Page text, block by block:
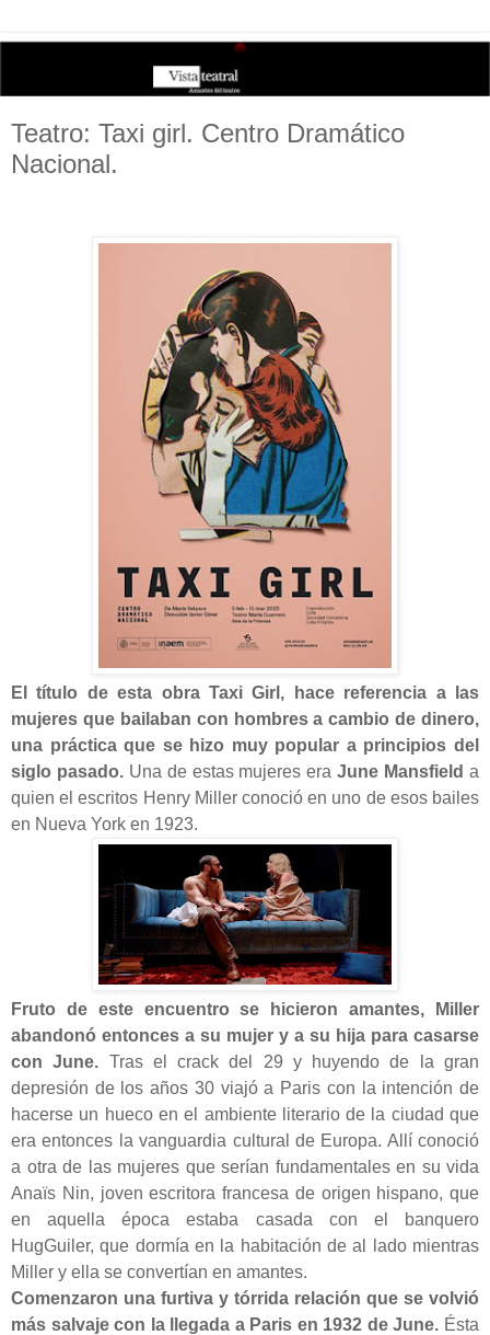
Teatro: Taxi girl. Centro Dramático
Nacional.
El título de esta obra Taxi Girl, hace referencia a las
mujeres que bailaban con hombres a cambio de dinero,
una práctica que se hizo muy popular a principios del
siglo pasado. Una de estas mujeres eraJune Mansfielda
quien el escritos Henry Miller conoció en uno de esos bailes
en Nueva York en 1923.
Fruto de este encuentro se hicieron amantes, Miller
abandonó entonces a su mujer y a su hija para casarse
con June. Tras el crack del 29 y huyendo de la gran
depresión de los años 30 viajó a Paris con la intención de
hacerse un hueco en el ambiente literario de la ciudad que
era entonces la vanguardia cultural de Europa. Allí conoció
a otra de las mujeres que serían fundamentales en su vida
Anaïs Nin, joven escritora francesa de origen hispano, que
en aquella época estaba casada con el banquero
HugGuiler, que dormía en la habitación de al lado mientras
Miller y ella se convertían en amantes.
Comenzaron una furtiva y tórrida relación que se volvió
más salvaje con la llegada a Paris en 1932 de June. Ésta